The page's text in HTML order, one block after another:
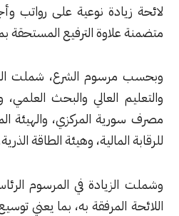
نوعية على رواتب وأجور
الترفيع المستحقة بموجب القانون رقم 50
الشرع، شملت الزيادة
العالي والبحث العلمي، والتربية
المركزي، والهيئة المركزية
وهيئة الطاقة الذرية.
في المرسوم الرئاسي جميع
المرفقة به، بما يعني توسيع نطاق